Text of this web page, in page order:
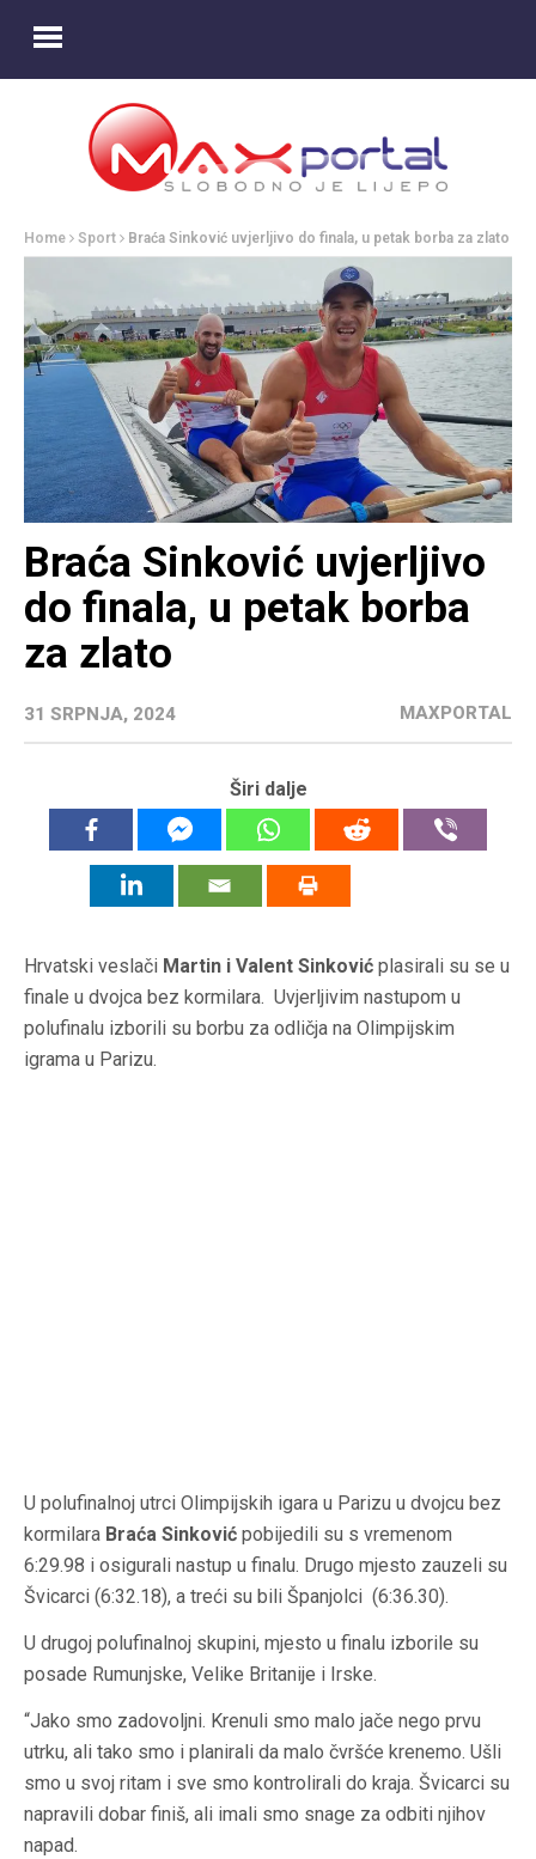
Home Sport Braća Sinković uvjerljivo do finala, u petak borba za zlato
Braća Sinković uvjerljivo
do finala, u petak borba
za zlato
31 SRPNJA, 2024 MAXPORTAL
Širi dalje
Hrvatski veslači Martin i Valent Sinković plasirali su se u
finale u dvojca bez kormilara. Uvjerljivim nastupom u
polufinalu izborili su borbu za odličja na Olimpijskim
igrama u Parizu.
U polufinalnoj utrci Olimpijskih igara u Parizu u dvojcu bez
kormilara Braća Sinković pobijedili su s vremenom
6:29.98 i osigurali nastup u finalu. Drugo mjesto zauzeli su
Švicarci (6:32.18), a treći su bili Španjolci (6:36.30).
U drugoj polufinalnoj skupini, mjesto u finalu izborile su
posade Rumunjske, Velike Britanije i Irske.
“Jako smo zadovoljni. Krenuli smo malo jače nego prvu
utrku, ali tako smo i planirali da malo čvršće krenemo. Ušli
smo u svoj ritam i sve smo kontrolirali do kraja. Švicarci su
napravili dobar finiš, ali imali smo snage za odbiti njihov
napad.